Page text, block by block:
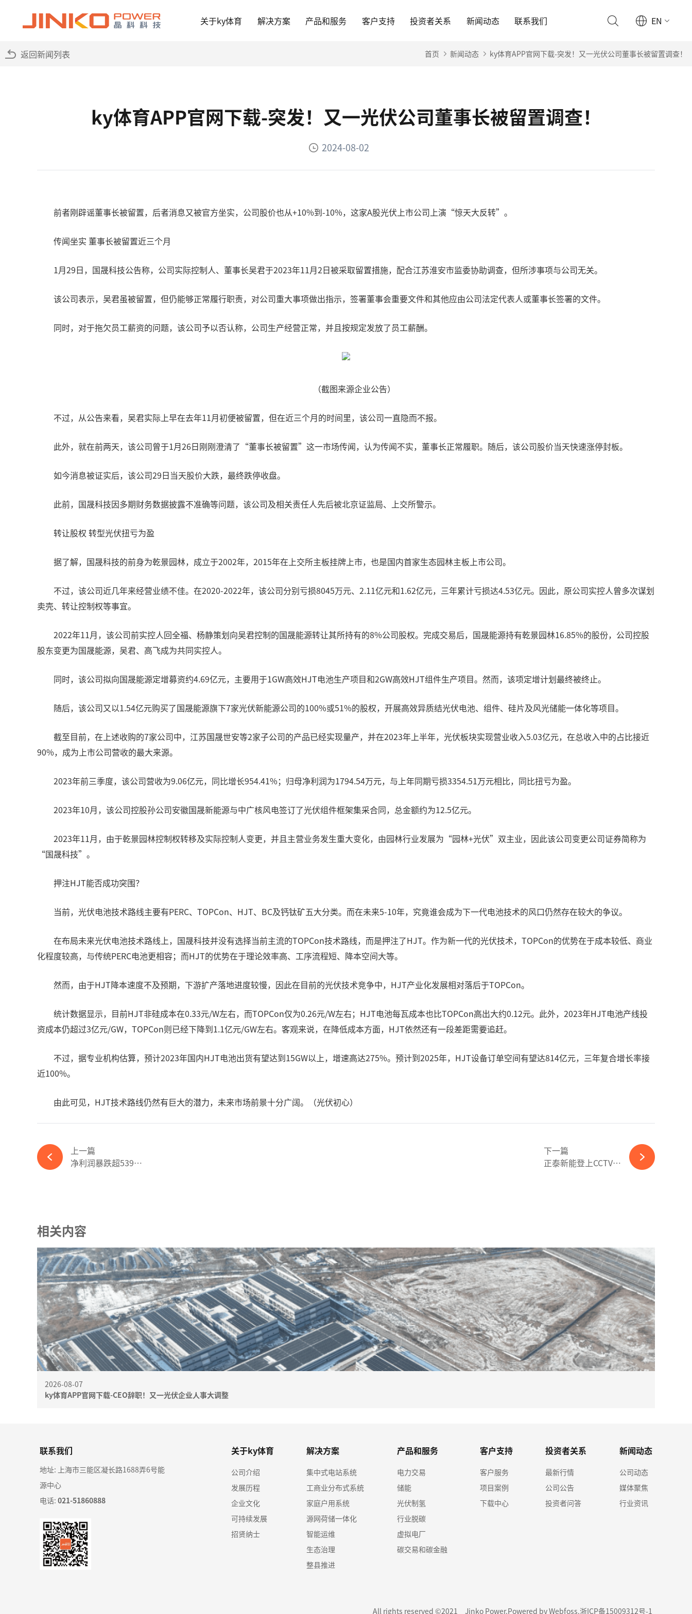
关于ky体育 解决方案 产品和服务 客户支持 投资者关系 新闻动态 联系我们 EN
返回新闻列表 首页 新闻动态 ky体育APP官网下载-突发！又一光伏公司董事长被留置调查！
ky体育APP官网下载-突发！又一光伏公司董事长被留置调查！
2024-08-02
前者刚辟谣董事长被留置，后者消息又被官方坐实，公司股价也从+10%到-10%，这家A股光伏上市公司上演“惊天大反转”。
传闻坐实 董事长被留置近三个月
1月29日，国晟科技公告称，公司实际控制人、董事长吴君于2023年11月2日被采取留置措施，配合江苏淮安市监委协助调查，但所涉事项与公司无关。
该公司表示，吴君虽被留置，但仍能够正常履行职责，对公司重大事项做出指示，签署董事会重要文件和其他应由公司法定代表人或董事长签署的文件。
同时，对于拖欠员工薪资的问题，该公司予以否认称，公司生产经营正常，并且按规定发放了员工薪酬。
（截图来源企业公告）
不过，从公告来看，吴君实际上早在去年11月初便被留置，但在近三个月的时间里，该公司一直隐而不报。
此外，就在前两天，该公司曾于1月26日刚刚澄清了“董事长被留置”这一市场传闻，认为传闻不实，董事长正常履职。随后，该公司股价当天快速涨停封板。
如今消息被证实后，该公司29日当天股价大跌，最终跌停收盘。
此前，国晟科技因多期财务数据披露不准确等问题，该公司及相关责任人先后被北京证监局、上交所警示。
转让股权 转型光伏扭亏为盈
据了解，国晟科技的前身为乾景园林，成立于2002年，2015年在上交所主板挂牌上市，也是国内首家生态园林主板上市公司。
不过，该公司近几年来经营业绩不佳。在2020-2022年，该公司分别亏损8045万元、2.11亿元和1.62亿元，三年累计亏损达4.53亿元。因此，原公司实控人曾多次谋划
卖壳、转让控制权等事宜。
2022年11月，该公司前实控人回全福、杨静策划向吴君控制的国晟能源转让其所持有的8%公司股权。完成交易后，国晟能源持有乾景园林16.85%的股份，公司控股
股东变更为国晟能源，吴君、高飞成为共同实控人。
同时，该公司拟向国晟能源定增募资约4.69亿元，主要用于1GW高效HJT电池生产项目和2GW高效HJT组件生产项目。然而，该项定增计划最终被终止。
随后，该公司又以1.54亿元购买了国晟能源旗下7家光伏新能源公司的100%或51%的股权，开展高效异质结光伏电池、组件、硅片及风光储能一体化等项目。
截至目前，在上述收购的7家公司中，江苏国晟世安等2家子公司的产品已经实现量产，并在2023年上半年，光伏板块实现营业收入5.03亿元，在总收入中的占比接近
90%，成为上市公司营收的最大来源。
2023年前三季度，该公司营收为9.06亿元，同比增长954.41%；归母净利润为1794.54万元，与上年同期亏损3354.51万元相比，同比扭亏为盈。
2023年10月，该公司控股孙公司安徽国晟新能源与中广核风电签订了光伏组件框架集采合同，总金额约为12.5亿元。
2023年11月，由于乾景园林控制权转移及实际控制人变更，并且主营业务发生重大变化，由园林行业发展为“园林+光伏”双主业，因此该公司变更公司证券简称为
“国晟科技”。
押注HJT能否成功突围？
当前，光伏电池技术路线主要有PERC、TOPCon、HJT、BC及钙钛矿五大分类。而在未来5-10年，究竟谁会成为下一代电池技术的风口仍然存在较大的争议。
在布局未来光伏电池技术路线上，国晟科技并没有选择当前主流的TOPCon技术路线，而是押注了HJT。作为新一代的光伏技术，TOPCon的优势在于成本较低、商业
化程度较高，与传统PERC电池更相容；而HJT的优势在于理论效率高、工序流程短、降本空间大等。
然而，由于HJT降本速度不及预期，下游扩产落地进度较慢，因此在目前的光伏技术竞争中，HJT产业化发展相对落后于TOPCon。
统计数据显示，目前HJT非硅成本在0.33元/W左右，而TOPCon仅为0.26元/W左右；HJT电池每瓦成本也比TOPCon高出大约0.12元。此外，2023年HJT电池产线投
资成本仍超过3亿元/GW，TOPCon则已经下降到1.1亿元/GW左右。客观来说，在降低成本方面，HJT依然还有一段差距需要追赶。
不过，据专业机构估算，预计2023年国内HJT电池出货有望达到15GW以上，增速高达275%。预计到2025年，HJT设备订单空间有望达814亿元，三年复合增长率接
近100%。
由此可见，HJT技术路线仍然有巨大的潜力，未来市场前景十分广阔。（光伏初心）
上一篇
净利润暴跌超539%！光伏巨头发布2023年度业绩预告-ky体育APP官网下载
下一篇
正泰新能登上CCTV《东方时空》，助力外贸出口“新三样”高速发展-ky体育APP官网下载
相关内容
2026-08-07
ky体育APP官网下载-CEO辞职！又一光伏企业人事大调整
联系我们
地址: 上海市三能区凝长路1688弄6号能
源中心
电话:021-51860888
关于ky体育
公司介绍
发展历程
企业文化
可持续发展
招贤纳士
解决方案
集中式电站系统
工商业分布式系统
家庭户用系统
源网荷储一体化
智能运维
生态治理
整县推进
产品和服务
电力交易
储能
光伏制氢
行业脱碳
虚拟电厂
碳交易和碳金融
客户支持
客户服务
项目案例
下载中心
投资者关系
最新行情
公司公告
投资者问答
新闻动态
公司动态
媒体聚焦
行业资讯
All rights reserved ©2021 Jinko Power.Powered by Webfoss.浙ICP备15009312号-1